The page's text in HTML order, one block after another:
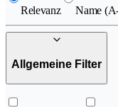
Relevanz Name
Allgemeine Filter